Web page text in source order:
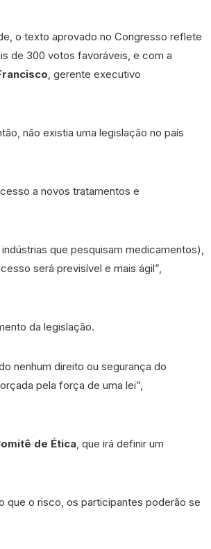
o texto aprovado no Congresso reflete
de 300 votos favoráveis, e com a
, gerente executivo
não existia uma legislação no país
a novos tratamentos e
que pesquisam medicamentos),
será previsível e mais ágil”,
da legislação.
nenhum direito ou segurança do
pela força de uma lei”,
de Ética, que irá definir um
que o risco, os participantes poderão se